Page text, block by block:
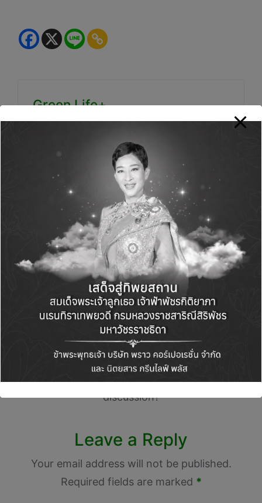
Green Life+
Post
navigation
เคทีซีรวมพลังพนักงาน
บริจาคโลหิตสานต่อชีวิต
ให้เพื่อนมนุษย์
NEXT POST
NocNoc จับมือ “กฟผ.”
ส่งความสุขปีใหม่ให้คน
รักบ้าน มอบส่วนลด
สินค้าประหยัดไฟเบอร์ 5
สูงสุด 500 บาท เมื่อช้อป
ผ่าน NocNoc Chat &
Shop ทัก-ช้อป-ลด เริ่ม
25 ธ.ค. 67 นี้
Comments
discussion?
Leave a Reply
Your email address will not be published.
Required fields are marked *